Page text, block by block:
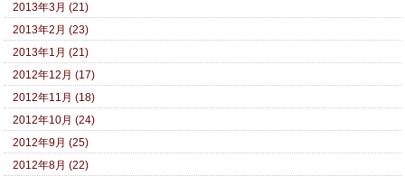
2013年3月 (21)
2013年2月 (23)
2013年1月 (21)
2012年12月 (17)
2012年11月 (18)
2012年10月 (24)
2012年9月 (25)
2012年8月 (22)